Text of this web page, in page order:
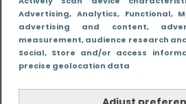
Advertising, Analytics, Functional,
advertising and content,
measurement, audience research
Social, Store and/or access
precise geolocation data